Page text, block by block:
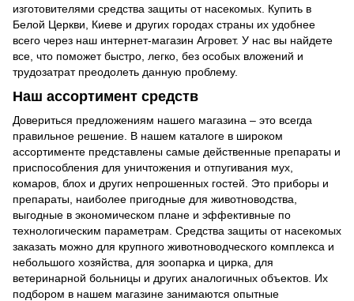
изготовителями средства защиты от насекомых. Купить в
Белой Церкви, Киеве и других городах страны их удобнее
всего через наш интернет-магазин Агровет. У нас вы найдете
все, что поможет быстро, легко, без особых вложений и
трудозатрат преодолеть данную проблему.
Наш ассортимент средств
Довериться предложениям нашего магазина – это всегда
правильное решение. В нашем каталоге в широком
ассортименте представлены самые действенные препараты и
приспособления для уничтожения и отпугивания мух,
комаров, блох и других непрошенных гостей. Это приборы и
препараты, наиболее пригодные для животноводства,
выгодные в экономическом плане и эффективные по
технологическим параметрам. Средства защиты от насекомых
заказать можно для крупного животноводческого комплекса и
небольшого хозяйства, для зоопарка и цирка, для
ветеринарной больницы и других аналогичных объектов. Их
подбором в нашем магазине занимаются опытные